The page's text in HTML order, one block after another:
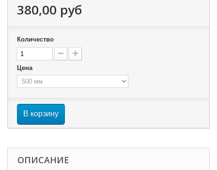
380,00 руб
Количество
Цена
В корзину
ОПИСАНИЕ